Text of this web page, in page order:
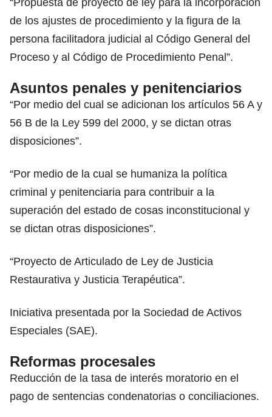
de los ajustes de procedimiento y la figura de la
persona facilitadora judicial al Código General del
Proceso y al Código de Procedimiento Penal”.
Asuntos penales y penitenciarios
“Por medio del cual se adicionan los artículos 56 A y
56 B de la Ley 599 del 2000, y se dictan otras
disposiciones”.
“Por medio de la cual se humaniza la política
criminal y penitenciaria para contribuir a la
superación del estado de cosas inconstitucional y
se dictan otras disposiciones”.
“Proyecto de Articulado de Ley de Justicia
Restaurativa y Justicia Terapéutica”.
Iniciativa presentada por la Sociedad de Activos
Especiales (SAE).
Reformas procesales
Reducción de la tasa de interés moratorio en el
pago de sentencias condenatorias o conciliaciones.